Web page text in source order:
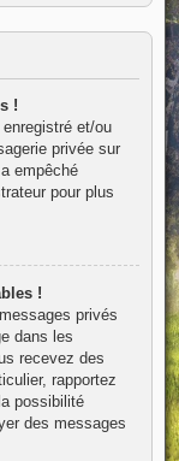
!
et/ou
privée sur
empêché
pour plus
!
privés
dans les
recevez des
rapportez
possibilité
des messages